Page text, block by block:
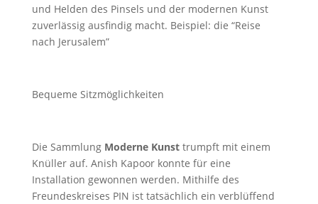
und Helden des Pinsels und der modernen Kunst
zuverlässig ausfindig macht. Beispiel: die “Reise
nach Jerusalem”
Bequeme Sitzmöglichkeiten
Die Sammlung Moderne Kunsttrumpft mit einem
Knüller auf. Anish Kapoor konnte für eine
Installation gewonnen werden. Mithilfe des
Freundeskreises PIN ist tatsächlich ein verblüffend